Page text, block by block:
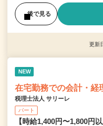
後で見る
更新
NEW
在宅勤務での会計・経
税理士法人 サリーレ
パート
【時給1,400円〜1,800円